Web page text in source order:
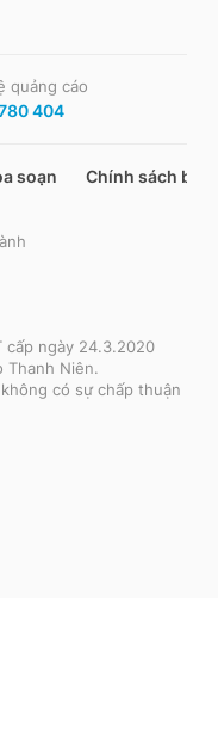
quảng cáo
404
soạn Chính sách bảo
cấp ngày 24.3.2020
Niên.
có sự chấp thuận